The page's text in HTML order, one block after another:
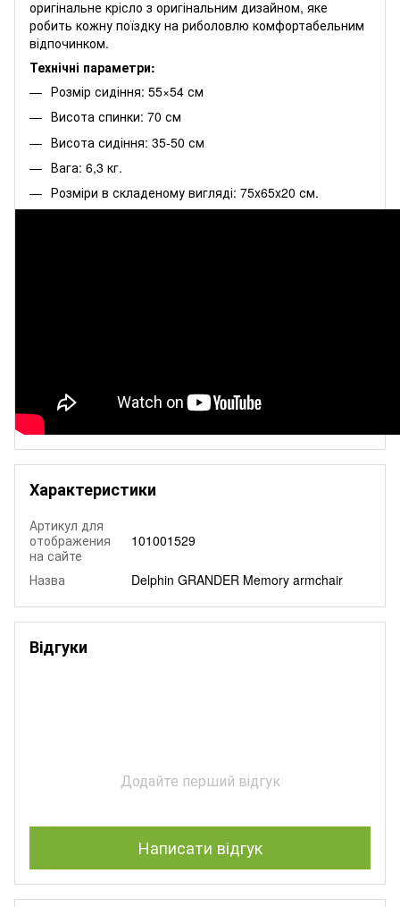
оригінальне крісло з оригінальним дизайном, яке
робить кожну поїздку на риболовлю комфортабельним
відпочинком.
Технічні параметри:
Розмір сидіння: 55×54 см
Висота спинки: 70 см
Висота сидіння: 35-50 см
Вага: 6,3 кг.
Розміри в складеному вигляді: 75x65x20 см.
Характеристики
Артикул для
отображения
на сайте
101001529
Назва Delphin GRANDER Memory armchair
Відгуки
Додайте перший відгук
Написати відгук